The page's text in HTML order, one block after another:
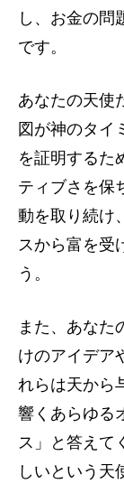
し、お金の問
です。
あなたの天使
図が神のタイ
を証明するた
ティブさを保
動を取り続け
スから富を受
う。
また、あなた
けのアイデア
れらは天から
響くあらゆる
ス」と答えて
しいという天